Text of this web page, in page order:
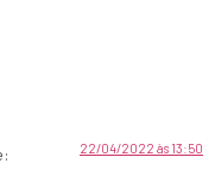
22/04/2022 às 13:50